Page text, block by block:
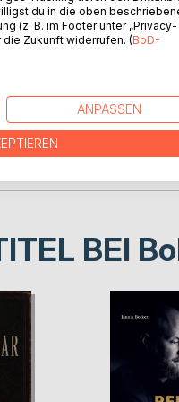
und Rehabilitation1
der Rehabilitation2
BEI
du in die oben
(z. B. im Footer unter „Privacy-
die Zukunft widerrufen. (BoD-
ANPASSEN